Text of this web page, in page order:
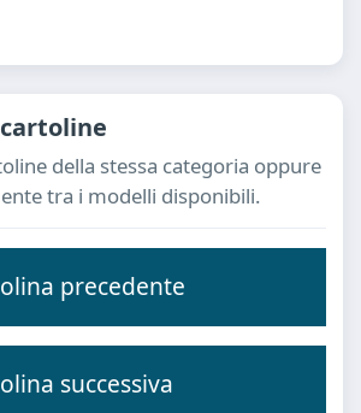
della stessa categoria oppure
tra i modelli disponibili.
precedente
successiva